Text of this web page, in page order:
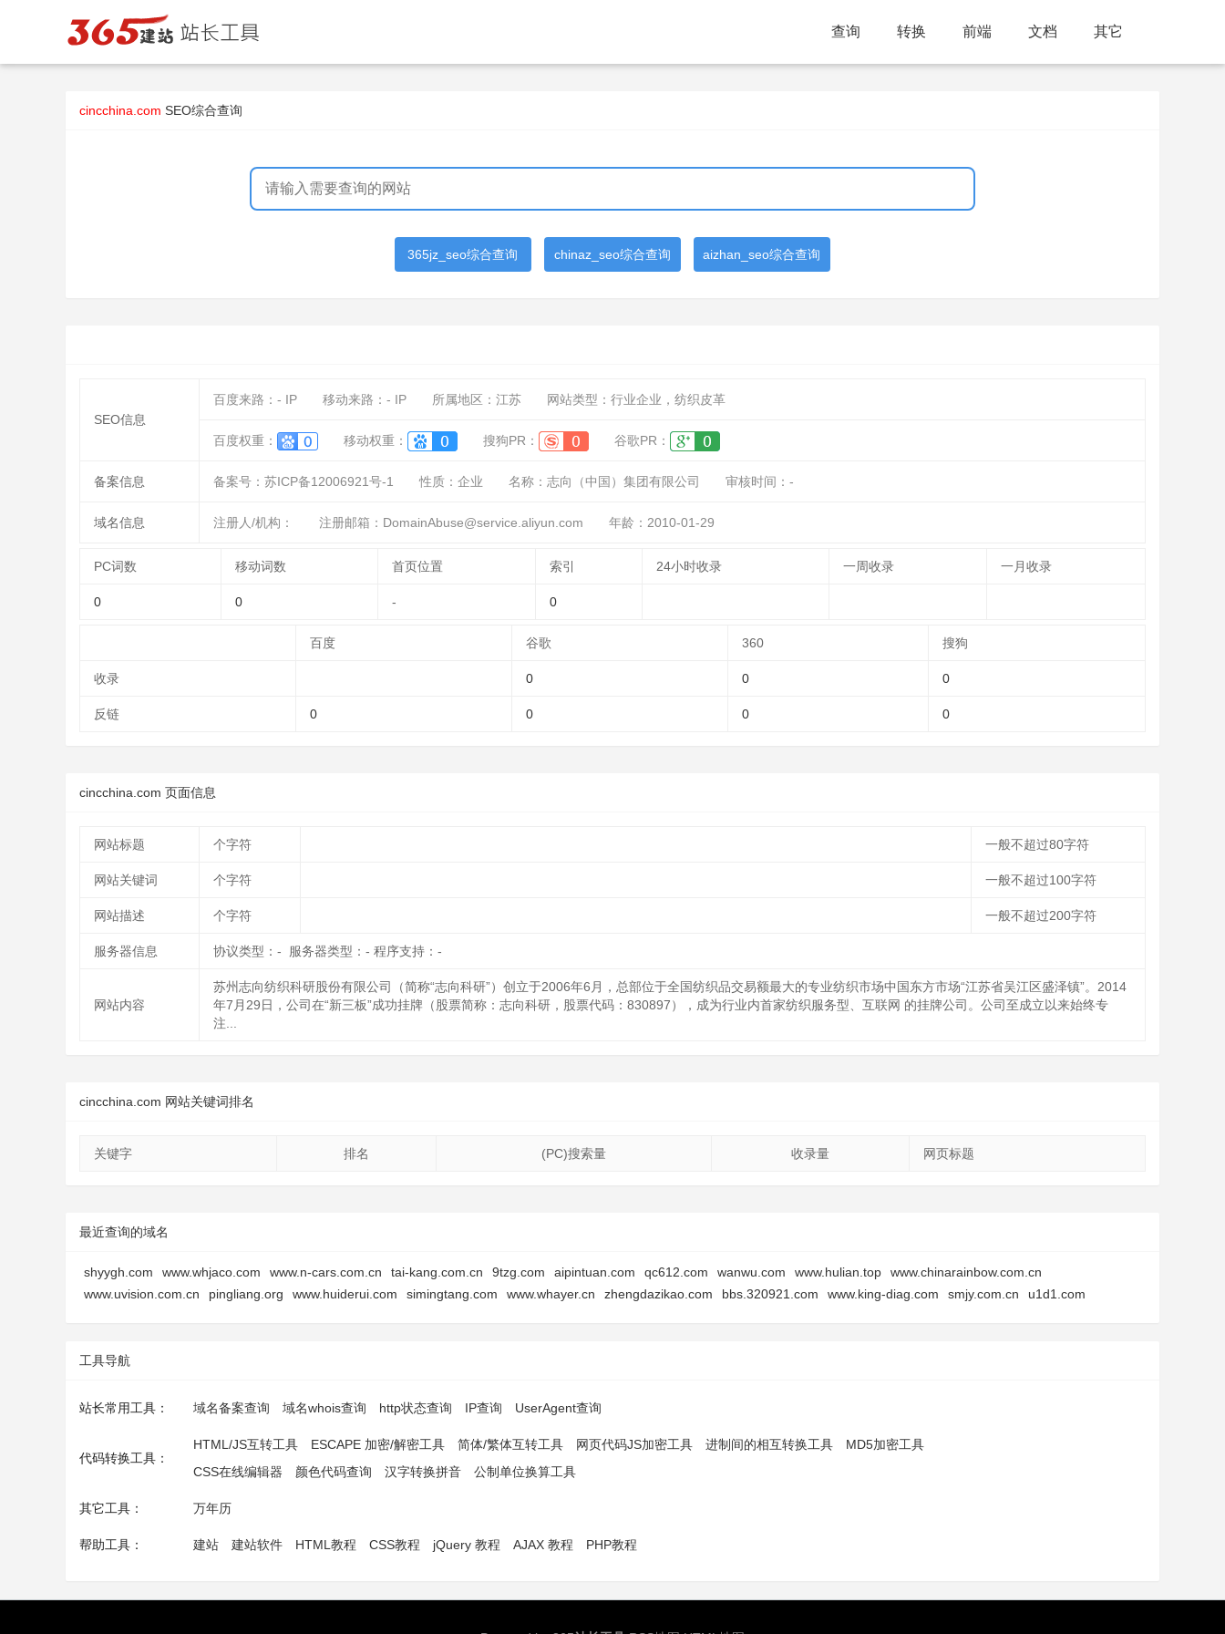
查询 转换 前端 文档 其它
cincchina.com SEO综合查询
365jz_seo综合查询 chinaz_seo综合查询 aizhan_seo综合查询
SEO信息
百度来路： - IP 移动来路： - IP 所属地区：江苏 网站类型：行业企业，纺织皮革
百度权重： 移动权重： 搜狗PR： 谷歌PR：
备案信息 备案号：苏ICP备12006921号-1 性质： 企业 名称： 志向（中国）集团有限公司 审核时间： -
域名信息 注册人/机构： 注册邮箱：DomainAbuse@service.aliyun.com 年龄：2010-01-29
PC词数 移动词数 首页位置 索引 24小时收录 一周收录 一月收录
0 0 - 0
百度 谷歌 360 搜狗
收录 0 0 0
反链 0 0 0 0
cincchina.com 页面信息
网站标题 个字符 一般不超过80字符
网站关键词 个字符 一般不超过100字符
网站描述 个字符 一般不超过200字符
服务器信息 协议类型：- 服务器类型：- 程序支持：-
网站内容
苏州志向纺织科研股份有限公司（简称“志向科研”）创立于2006年6月，总部位于全国纺织品交易额最大的专业纺织市场中国东方市场“江苏省吴江区盛泽镇”。2014
年7月29日，公司在“新三板”成功挂牌（股票简称：志向科研，股票代码：830897），成为行业内首家纺织服务型、互联网 的挂牌公司。公司至成立以来始终专
注...
cincchina.com 网站关键词排名
关键字 排名 (PC)搜索量 收录量 网页标题
最近查询的域名
shyygh.com www.whjaco.com www.n-cars.com.cn tai-kang.com.cn 9tzg.com aipintuan.com qc612.com wanwu.com www.hulian.top
www.chinarainbow.com.cn
www.uvision.com.cn
pingliang.org www.huiderui.com simingtang.com www.whayer.cn zhengdazikao.com bbs.320921.com www.king-diag.com smjy.com.cn u1d1.com
工具导航
站长常用工具： 域名备案查询 域名whois查询 http状态查询 IP查询 UserAgent查询
代码转换工具：
HTML/JS互转工具 ESCAPE 加密/解密工具 简体/繁体互转工具 网页代码JS加密工具 进制间的相互转换工具
MD5加密工具
CSS在线编辑器
颜色代码查询 汉字转换拼音 公制单位换算工具
其它工具： 万年历
帮助工具： 建站 建站软件 HTML教程 CSS教程 jQuery 教程 AJAX 教程 PHP教程